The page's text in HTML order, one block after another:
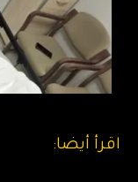
اقرأ أيضا: